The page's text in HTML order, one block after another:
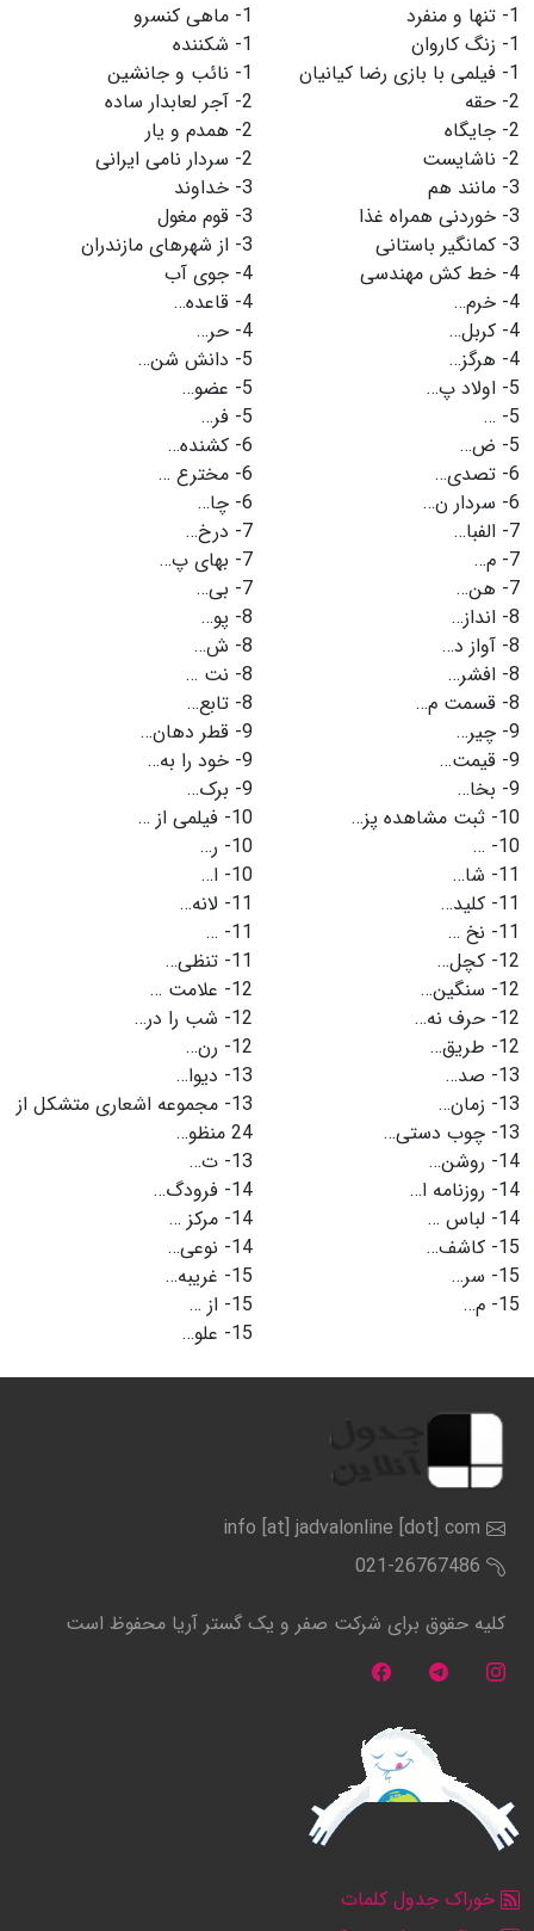
1- تنها و منفرد
1- زنگ کاروان
1- فیلمی با بازی رضا کیانیان
2- حقه
2- جایگاه
2- ناشایست
3- مانند هم
3- خوردنی همراه غذا
3- کمانگیر باستانی
4- خط کش مهندسی
4- خرم…
4- کربل…
4- هرگز…
5- اولاد پ…
5-
…
5- ض…
6- تصدی…
6- سردار ن…
7- الفبا…
7- م…
7- هن…
8- انداز…
8- آواز د…
8- افشر…
8- قسمت م…
9- چیر…
9- قیمت…
9- بخا…
10- ثبت مشاهده پز…
10-
…
11- شا…
11- کلید…
11- نخ …
12- کچل…
12- سنگین…
12- حرف نه…
12- طریق…
13- صد…
13- زمان…
13- چوب دستی…
14- روشن…
14- روزنامه ا…
14- لباس …
15- کاشف…
15- سر…
15- م…
1- ماهی کنسرو
1- شکننده
1- نائب و جانشین
2- آجر لعابدار ساده
2- همدم و یار
2- سردار نامی ایرانی
3- خداوند
3- قوم مغول
3- از شهرهای مازندران
4- جوی آب
4- قاعده…
4- حر…
5- دانش شن…
5- عضو…
5- فر…
6- کشنده…
6- مخترع …
6- چا…
7- درخ…
7- بهای پ…
7- بی…
8- پو…
8- ش…
8- نت …
8- تابع…
9- قطر دهان…
9- خود را به…
9- برک…
10- فیلمی از …
10- ر…
10- ا…
11- لانه…
11-
…
11- تنظی…
12- علامت …
12- شب را در…
12- رن…
13- دیوا…
13- مجموعه اشعاری متشکل از
24 منظو…
13- ت…
14- فرودگ…
14- مرکز …
14- نوعی…
15- غریبه…
15- از …
15- علو…
info [at] jadvalonline [dot] com
021-26767486
کلیه حقوق برای شرکت صفر و یک گستر آریا محفوظ است
خوراک جدول کلمات